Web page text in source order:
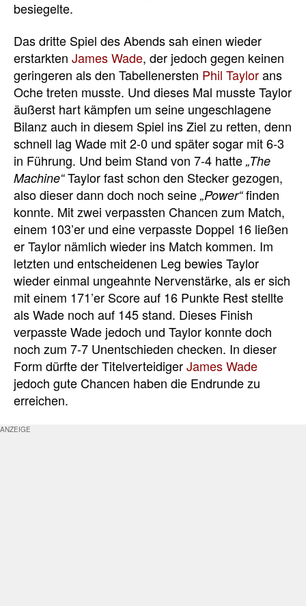
besiegelte.
Das dritte Spiel des Abends sah einen wieder
erstarkten James Wade, der jedoch gegen keinen
geringeren als den Tabellenersten Phil Taylorans
Oche treten musste. Und dieses Mal musste Taylor
äußerst hart kämpfen um seine ungeschlagene
Bilanz auch in diesem Spiel ins Ziel zu retten, denn
schnell lag Wade mit 2-0 und später sogar mit 6-3
in Führung. Und beim Stand von 7-4 hatte „The
Machine“Taylor fast schon den Stecker gezogen,
also dieser dann doch noch seine „Power“finden
konnte. Mit zwei verpassten Chancen zum Match,
einem 103’er und eine verpasste Doppel 16 ließen
er Taylor nämlich wieder ins Match kommen. Im
letzten und entscheidenen Leg bewies Taylor
wieder einmal ungeahnte Nervenstärke, als er sich
mit einem 171’er Score auf 16 Punkte Rest stellte
als Wade noch auf 145 stand. Dieses Finish
verpasste Wade jedoch und Taylor konnte doch
noch zum 7-7 Unentschieden checken. In dieser
Form dürfte der TitelverteidigerJames Wade
jedoch gute Chancen haben die Endrunde zu
erreichen.